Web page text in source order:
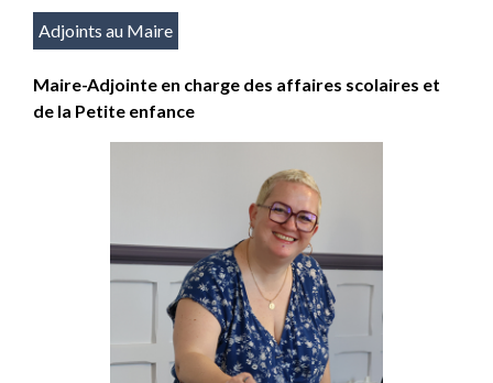
Adjoints au Maire
Maire-Adjointe en charge des affaires scolaires et
de la Petite enfance